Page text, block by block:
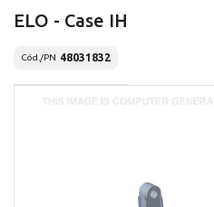
ELO - Case IH
Cód./PN 48031832